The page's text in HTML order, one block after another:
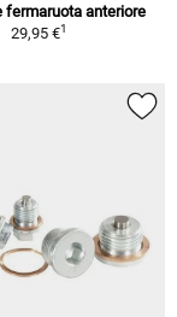
fermaruota anteriore
29,95 €1